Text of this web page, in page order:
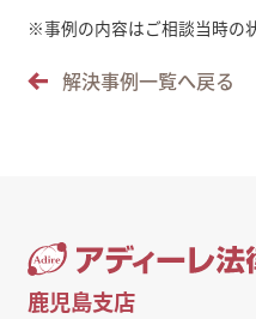
※事例の内容はご相談当時の
解決事例一覧へ戻る
鹿児島支店